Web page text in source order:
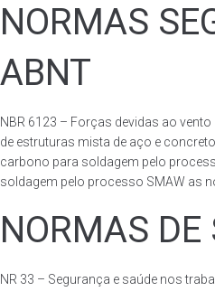
NORMAS
ABNT
NBR 6123 – Forças devidas ao
de estruturas mista de aço e
carbono para soldagem pelo
soldagem pelo processo SMAW as
NORMAS
NR 33 – Segurança e saúde nos